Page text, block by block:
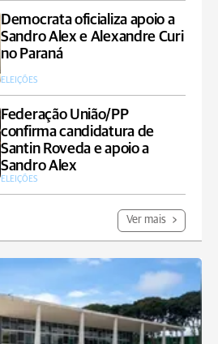
Democrata oficializa apoio a
Sandro Alex e Alexandre Curi
no Paraná
ELEIÇÕES
Federação União/PP
confirma candidatura de
Santin Roveda e apoio a
Sandro Alex
ELEIÇÕES
Ver mais